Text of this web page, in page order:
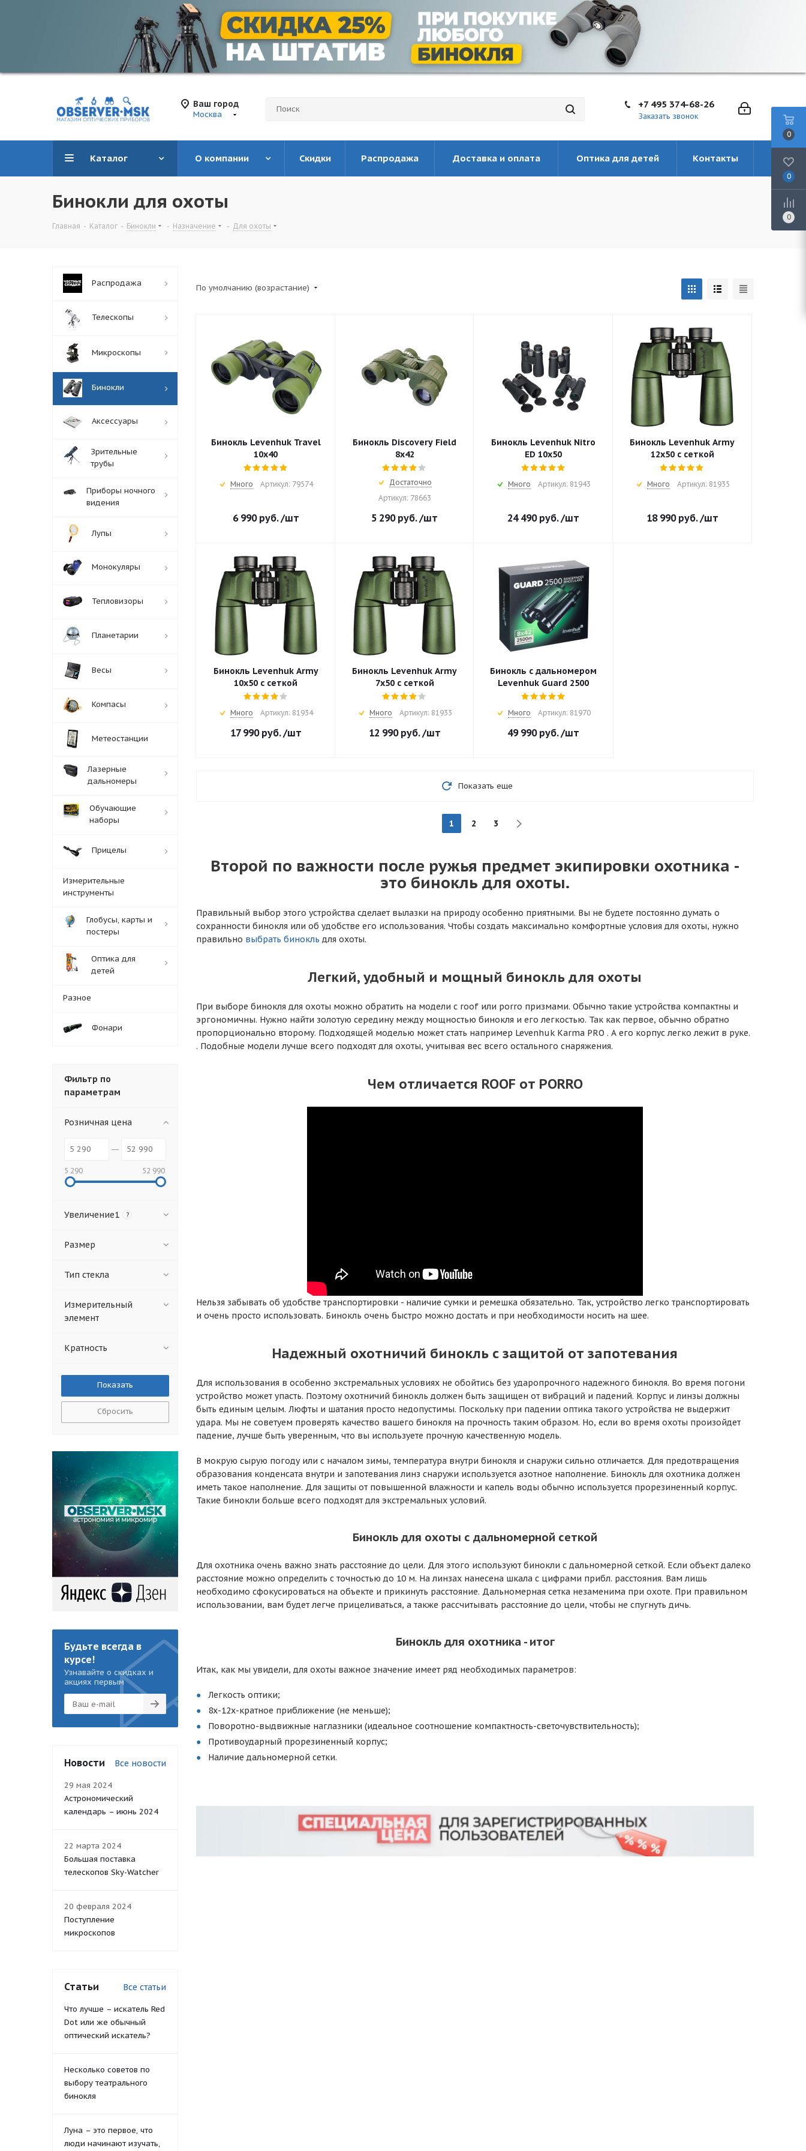
Ваш город
Москва
+7 495 374-68-26
Заказать звонок
Каталог О компании Скидки Распродажа Доставка и оплата Оптика для детей Контакты
Бинокли для охоты
Главная - Каталог - Бинокли - Назначение - Для охоты
По умолчанию (возрастание)
Бинокль Levenhuk Travel
10x40
Много Артикул: 79574
6 990руб. /шт
Бинокль Discovery Field
8x42
Достаточно
Артикул: 78663
5 290руб. /шт
Бинокль Levenhuk Nitro
ED 10x50
Много Артикул: 81943
24 490руб. /шт
Бинокль Levenhuk Army
12x50 с сеткой
Много Артикул: 81935
18 990руб. /шт
Бинокль Levenhuk Army
10x50 с сеткой
Много Артикул: 81934
17 990руб. /шт
Бинокль Levenhuk Army
7x50 с сеткой
Много Артикул: 81933
12 990руб. /шт
Бинокль с дальномером
Levenhuk Guard 2500
Много Артикул: 81970
49 990руб. /шт
Показать еще
1 2 3
Второй по важности после ружья предмет экипировки охотника -
это бинокль для охоты.
Правильный выбор этого устройства сделает вылазки на природу особенно приятными. Вы не будете постоянно думать о
сохранности бинокля или об удобстве его использования. Чтобы создать максимально комфортные условия для охоты, нужно
правильно выбрать бинокль для охоты.
Легкий, удобный и мощный бинокль для охоты
При выборе бинокля для охоты можно обратить на модели с roof или porro призмами. Обычно такие устройства компактны и
эргономичны. Нужно найти золотую середину между мощностью бинокля и его легкостью. Так как первое, обычно обратно
пропорционально второму. Подходящей моделью может стать например Levenhuk Karma PRO . А его корпус легко лежит в руке.
. Подобные модели лучше всего подходят для охоты, учитывая вес всего остального снаряжения.
Чем отличается ROOF от PORRO
Нельзя забывать об удобстве транспортировки - наличие сумки и ремешка обязательно. Так, устройство легко транспортировать
и очень просто использовать. Бинокль очень быстро можно достать и при необходимости носить на шее.
Надежный охотничий бинокль с защитой от запотевания
Для использования в особенно экстремальных условиях не обойтись без ударопрочного надежного бинокля. Во время погони
устройство может упасть. Поэтому охотничий бинокль должен быть защищен от вибраций и падений. Корпус и линзы должны
быть единым целым. Люфты и шатания просто недопустимы. Поскольку при падении оптика такого устройства не выдержит
удара. Мы не советуем проверять качество вашего бинокля на прочность таким образом. Но, если во время охоты произойдет
падение, лучше быть уверенным, что вы используете прочную качественную модель.
В мокрую сырую погоду или с началом зимы, температура внутри бинокля и снаружи сильно отличается. Для предотвращения
образования конденсата внутри и запотевания линз снаружи используется азотное наполнение. Бинокль для охотника должен
иметь такое наполнение. Для защиты от повышенной влажности и капель воды обычно используется прорезиненный корпус.
Такие бинокли больше всего подходят для экстремальных условий.
Бинокль для охоты с дальномерной сеткой
Для охотника очень важно знать расстояние до цели. Для этого используют бинокли с дальномерной сеткой. Если объект далеко
расстояние можно определить с точностью до 10 м. На линзах нанесена шкала с цифрами прибл. расстояния. Вам лишь
необходимо сфокусироваться на объекте и прикинуть расстояние. Дальномерная сетка незаменима при охоте. При правильном
использовании, вам будет легче прицеливаться, а также рассчитывать расстояние до цели, чтобы не спугнуть дичь.
Бинокль для охотника - итог
Итак, как мы увидели, для охоты важное значение имеет ряд необходимых параметров:
Легкость оптики;
8х-12х-кратное приближение (не меньше);
Поворотно-выдвижные наглазники (идеальное соотношение компактность-светочувствительность);
Противоударный прорезиненный корпус;
Наличие дальномерной сетки.
Распродажа
Телескопы
Микроскопы
Бинокли
Аксессуары
Зрительные
трубы
Приборы ночного
видения
Лупы
Монокуляры
Тепловизоры
Планетарии
Весы
Компасы
Метеостанции
Лазерные
дальномеры
Обучающие
наборы
Прицелы
Измерительные
инструменты
Глобусы, карты и
постеры
Оптика для
детей
Разное
Фонари
Фильтр по
параметрам
Розничная цена
5 290 52 990
Увеличение1 ?
Размер
Тип стекла
Измерительный
элемент
Кратность
Сбросить
Будьте всегда в
курсе!
Узнавайте о скидках и
акциях первым
Новости Все новости
29 мая 2024
Астрономический
календарь – июнь 2024
22 марта 2024
Большая поставка
телескопов Sky-Watcher
20 февраля 2024
Поступление
микроскопов
Статьи Все статьи
Что лучше – искатель Red
Dot или же обычный
оптический искатель?
Несколько советов по
выбору театрального
бинокля
Луна – это первое, что
люди начинают изучать,
0
0
0